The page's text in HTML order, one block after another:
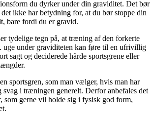
du dyrker under din graviditet. Det bør
det ikke har betydning for, at du bør stoppe din
bare fordi du er gravid.
tydelige tegn på, at træning af den forkerte
uge under graviditeten kan føre til en ufrivillig
sagt og deciderede hårde sportsgrene eller
sportsgren, som man vælger, hvis man har
svag i træningen generelt. Derfor anbefales det
som gerne vil holde sig i fysisk god form,